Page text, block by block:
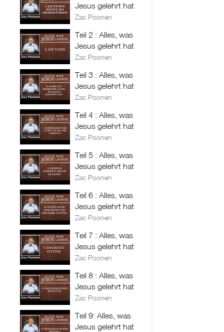
Jesus gelehrt hat
Zac Poonen
Teil 2 : Alles, was
Jesus gelehrt hat
Zac Poonen
Teil 3 : Alles, was
Jesus gelehrt hat
Zac Poonen
Teil 4 : Alles, was
Jesus gelehrt hat
Zac Poonen
Teil 5 : Alles, was
Jesus gelehrt hat
Zac Poonen
Teil 6 : Alles, was
Jesus gelehrt hat
Zac Poonen
Teil 7 : Alles, was
Jesus gelehrt hat
Zac Poonen
Teil 8 : Alles, was
Jesus gelehrt hat
Zac Poonen
Teil 9: Alles, was
Jesus gelehrt hat